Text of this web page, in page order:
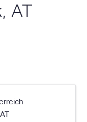
AT
AT